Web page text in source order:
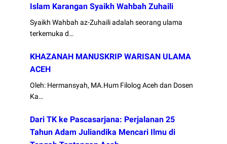
Islam Karangan Syaikh Wahbah Zuhaili
Syaikh Wahbah az-Zuhaili adalah seorang ulama
terkemuka d…
KHAZANAH MANUSKRIP WARISAN ULAMA
ACEH
Oleh: Hermansyah, MA.Hum Filolog Aceh dan Dosen
Ka…
Dari TK ke Pascasarjana: Perjalanan 25
Tahun Adam Juliandika Mencari Ilmu di